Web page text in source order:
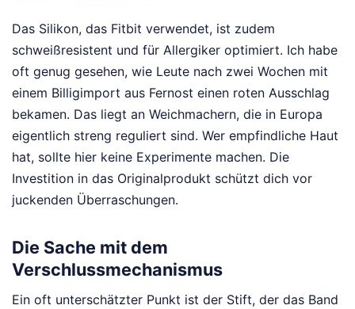
Das Silikon, das Fitbit verwendet, ist zudem
schweißresistent und für Allergiker optimiert. Ich habe
oft genug gesehen, wie Leute nach zwei Wochen mit
einem Billigimport aus Fernost einen roten Ausschlag
bekamen. Das liegt an Weichmachern, die in Europa
eigentlich streng reguliert sind. Wer empfindliche Haut
hat, sollte hier keine Experimente machen. Die
Investition in das Originalprodukt schützt dich vor
juckenden Überraschungen.
Die Sache mit dem
Verschlussmechanismus
Ein oft unterschätzter Punkt ist der Stift, der das Band